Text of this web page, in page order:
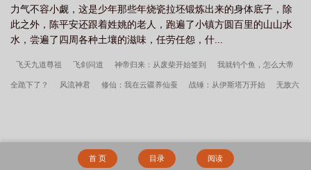
力气不容小觑，这是少年那些年烧瓷拉坯锻炼出来的身体底子，除
此之外，陈平安还跟着姓姚的老人，跑遍了小镇方圆百里的山山水
水，尝遍了四周各种土壤的滋味，任劳任怨，什...
飞天九道尊祖 飞剑问道 神帝归来：从废柴开始签到 我就钓个鱼，怎么大帝
全跪下了？ 风流神君 修仙：我在云疆养仙蚕 战锤：从伊斯塔万开始 无敌六
反派，不和男主们贴贴就会死 我给你生了个包子 影后在无限游戏里杀疯了
首 页 目录 阅读